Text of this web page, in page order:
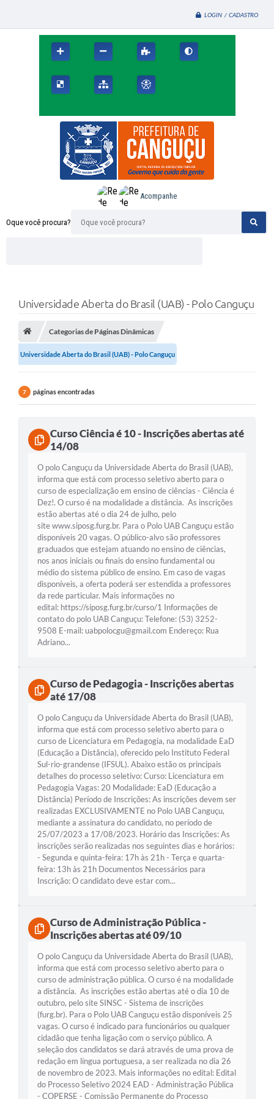
LOGIN / CADASTRO
Oque você procura?
Acompanhe
Universidade Aberta do Brasil (UAB) - Polo Canguçu
Categorias de Páginas Dinâmicas
Universidade Aberta do Brasil (UAB) - Polo Canguçu
7 páginas encontradas
Curso Ciência é 10 - Inscrições abertas até
14/08
O polo Canguçu da Universidade Aberta do Brasil (UAB),
informa que está com processo seletivo aberto para o
curso de especialização em ensino de ciências - Ciência é
Dez!. O curso é na modalidade a distância. As inscrições
estão abertas até o dia 24 de julho, pelo
site www.siposg.furg.br. Para o Polo UAB Canguçu estão
disponíveis 20 vagas. O público-alvo são professores
graduados que estejam atuando no ensino de ciências,
nos anos iniciais ou finais do ensino fundamental ou
médio do sistema público de ensino. Em caso de vagas
disponíveis, a oferta poderá ser estendida a professores
da rede particular. Mais informações no
edital: https://siposg.furg.br/curso/1 Informações de
contato do polo UAB Canguçu: Telefone: (53) 3252-
9508 E-mail:uabpolocgu@gmail.com Endereço: Rua
Adriano...
Curso de Pedagogia - Inscrições abertas
até 17/08
O polo Canguçu da Universidade Aberta do Brasil (UAB),
informa que está com processo seletivo aberto para o
curso de Licenciatura em Pedagogia, na modalidade EaD
(Educação a Distância), oferecido pelo Instituto Federal
Sul-rio-grandense (IFSUL). Abaixo estão os principais
detalhes do processo seletivo: Curso: Licenciatura em
Pedagogia Vagas: 20 Modalidade: EaD (Educação a
Distância) Período de Inscrições: As inscrições devem ser
realizadas EXCLUSIVAMENTE no Polo UAB Canguçu,
mediante a assinatura do candidato, no período de
25/07/2023 a 17/08/2023. Horário das Inscrições: As
inscrições serão realizadas nos seguintes dias e horários:
- Segunda e quinta-feira: 17h às 21h - Terça e quarta-
feira: 13h às 21h Documentos Necessários para
Inscrição: O candidato deve estar com...
Curso de Administração Pública -
Inscrições abertas até 09/10
O polo Canguçu da Universidade Aberta do Brasil (UAB),
informa que está com processo seletivo aberto para o
curso de administração pública. O curso é na modalidade
a distância. As inscrições estão abertas até o dia 10 de
outubro, pelo site SINSC - Sistema de inscrições
(furg.br). Para o Polo UAB Canguçu estão disponíveis 25
vagas. O curso é indicado para funcionários ou qualquer
cidadão que tenha ligação com o serviço público. A
seleção dos candidatos se dará através de uma prova de
redação em língua portuguesa, a ser realizada no dia 26
de novembro de 2023. Mais informações no edital: Edital
do Processo Seletivo 2024 EAD - Administração Pública
- COPERSE - Comissão Permanente do Processo